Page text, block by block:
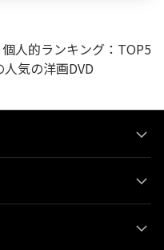
個人的ランキング：TOP5
人気の洋画DVD